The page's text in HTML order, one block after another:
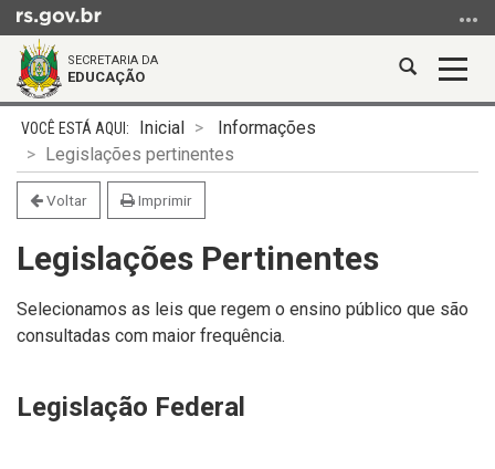
para
conteúdo
menu
para
busca
SECRETARIA DA
EDUCAÇÃO
Abrir
Início
conteúdo
Inicial
Informações
Legislações pertinentes
Voltar Imprimir
Legislações Pertinentes
Selecionamos as leis que regem o ensino público que são
consultadas com maior frequência.
Legislação Federal